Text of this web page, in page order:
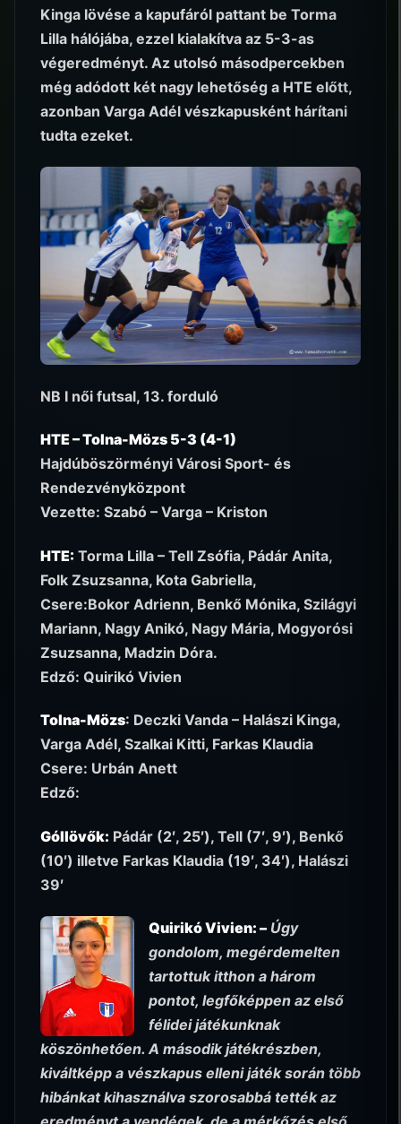
Kinga lövése a kapufáról pattant be Torma
Lilla hálójába, ezzel kialakítva az 5-3-as
végeredményt. Az utolsó másodpercekben
még adódott két nagy lehetőség a HTE előtt,
azonban Varga Adél vészkapusként hárítani
tudta ezeket.
NB I női futsal, 13. forduló
HTE – Tolna-Mözs 5-3 (4-1)
Hajdúböszörményi Városi Sport- és
Rendezvényközpont
Vezette: Szabó – Varga – Kriston
HTE: Torma Lilla – Tell Zsófia, Pádár Anita,
Folk Zsuzsanna, Kota Gabriella,
Csere:Bokor Adrienn, Benkő Mónika, Szilágyi
Mariann, Nagy Anikó, Nagy Mária, Mogyorósi
Zsuzsanna, Madzin Dóra.
Edző: Quirikó Vivien
Tolna-Mözs: Deczki Vanda – Halászi Kinga,
Varga Adél, Szalkai Kitti, Farkas Klaudia
Csere: Urbán Anett
Edző:
Góllövők: Pádár (2′, 25′), Tell (7′, 9′), Benkő
(10′) illetve Farkas Klaudia (19′, 34′), Halászi
39′
Quirikó Vivien: – Úgy
gondolom, megérdemelten
tartottuk itthon a három
pontot, legfőképpen az első
félidei játékunknak
köszönhetően. A második játékrészben,
kiváltképp a vészkapus elleni játék során több
hibánkat kihasználva szorosabbá tették az